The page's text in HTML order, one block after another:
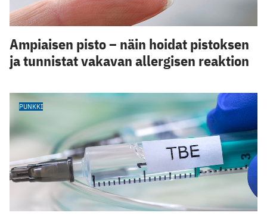
Ampiaisen pisto – näin hoidat pistoksen
ja tunnistat vakavan allergisen reaktion
PUNKKI